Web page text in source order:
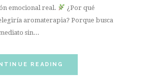
emocional real.
¿Por qué
aromaterapia? Porque busca
sin...
READING